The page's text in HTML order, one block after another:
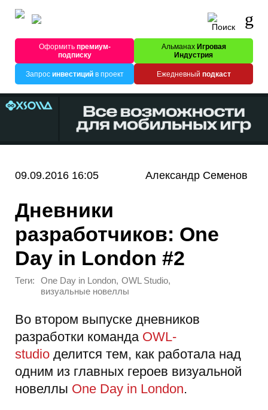
Оформитьпремиум-
подписку
Альманах Игровая
Индустрия
Запрос инвестицийв проект Ежедневный подкаст
09.09.2016 16:05 Александр Семенов
Дневники
разработчиков: One
Day in London #2
Теги: One Day in London, OWL Studio,
визуальные новеллы
Во втором выпуске дневников
разработки команда OWL-
studio делится тем, как работала над
одним из главных героев визуальной
новеллы One Day in London.